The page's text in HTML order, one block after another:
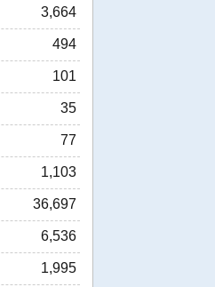
3,664
494
101
35
77
1,103
36,697
6,536
1,995